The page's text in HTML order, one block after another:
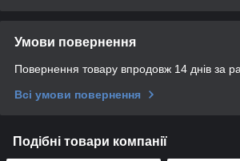
Умови повернення
Повернення товару впродовж 14 днів за
Всі умови повернення
Подібні товари компанії